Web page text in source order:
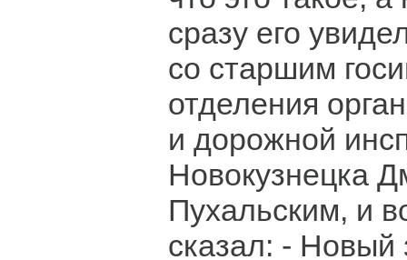
сразу его
со старшим
отделения
и дорожной
Новокузнецка
Пухальским, и
сказал: - Новый